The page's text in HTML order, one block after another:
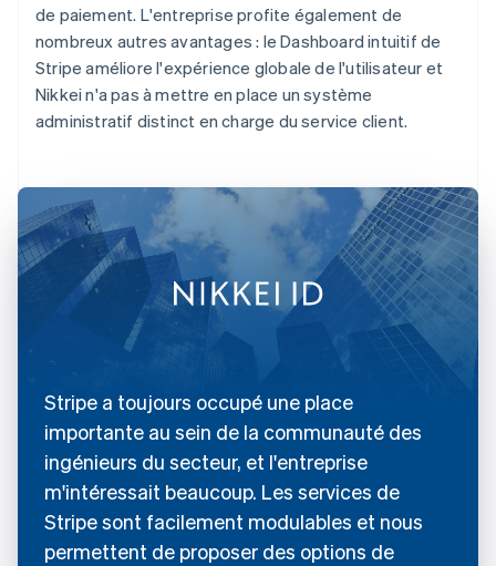
de paiement. L'entreprise profite également de
nombreux autres avantages : le Dashboard intuitif de
Stripe améliore l'expérience globale de l'utilisateur et
Nikkei n'a pas à mettre en place un système
administratif distinct en charge du service client.
Stripe a toujours occupé une place
importante au sein de la communauté des
ingénieurs du secteur, et l'entreprise
m'intéressait beaucoup. Les services de
Stripe sont facilement modulables et nous
permettent de proposer des options de